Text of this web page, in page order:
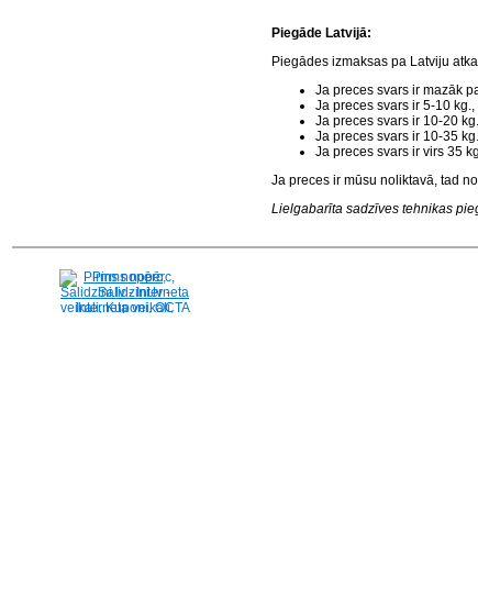
Piegāde Latvijā:
Piegādes izmaksas pa Latviju
Ja preces svars ir mazāk
Ja preces svars ir 5-10
Ja preces svars ir 10-20
Ja preces svars ir 10-35
Ja preces svars ir virs 35
Ja preces ir mūsu noliktavā, tad
Lielgabarīta sadzīves tehnikas
Pirms nopērc,
Salidzini.lv - Interneta
veikali, Kuponi, OCTA